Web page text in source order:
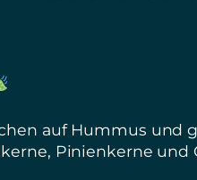
auf Hummus und
Pinienkerne und